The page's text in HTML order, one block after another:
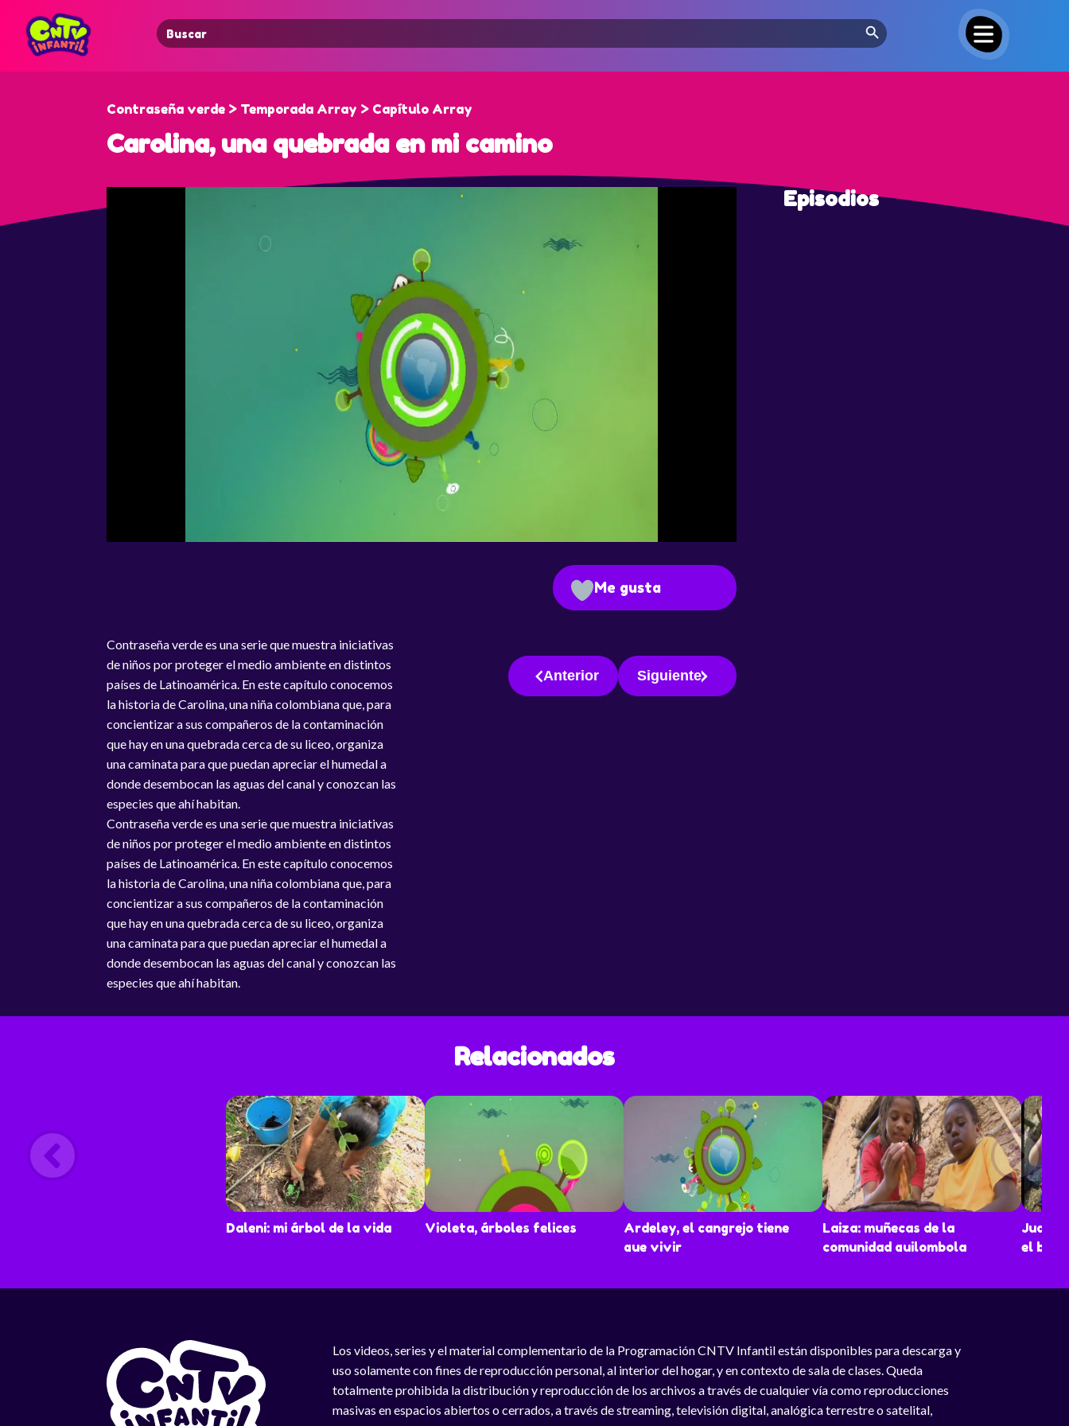
Search
for:
Search Button
Contraseña verde > Temporada Array > Capítulo Array
Carolina, una quebrada en mi camino
Me gusta
Contraseña verde es una serie que muestra iniciativas
de niños por proteger el medio ambiente en distintos
países de Latinoamérica. En este capítulo conocemos
la historia de Carolina, una niña colombiana que, para
concientizar a sus compañeros de la contaminación
que hay en una quebrada cerca de su liceo, organiza
una caminata para que puedan apreciar el humedal a
donde desembocan las aguas del canal y conozcan las
especies que ahí habitan.
Contraseña verde es una serie que muestra iniciativas
de niños por proteger el medio ambiente en distintos
países de Latinoamérica. En este capítulo conocemos
la historia de Carolina, una niña colombiana que, para
concientizar a sus compañeros de la contaminación
que hay en una quebrada cerca de su liceo, organiza
una caminata para que puedan apreciar el humedal a
donde desembocan las aguas del canal y conozcan las
especies que ahí habitan.
Anterior Siguiente
Episodios
Relacionados
Daleni: mi árbol de la vida Violeta, árboles felices
Ardeley, el cangrejo tiene
que vivir
Laiza: muñecas de la
comunidad quilombola
Juan
el
Los videos, series y el material complementario de la Programación CNTV Infantil están disponibles para descarga y
uso solamente con fines de reproducción personal, al interior del hogar, y en contexto de sala de clases. Queda
totalmente prohibida la distribución y reproducción de los archivos a través de cualquier vía como reproducciones
masivas en espacios abiertos o cerrados, a través de streaming, televisión digital, analógica terrestre o satelital,